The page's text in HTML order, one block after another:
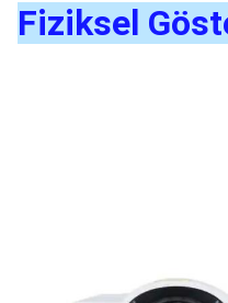
Fiziksel